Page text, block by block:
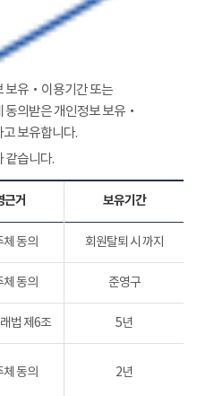
보유‧이용기간 또는
동의받은 개인정보 보유‧
보유합니다.
같습니다.
근거 보유기간
동의 회원탈퇴 시 까지
동의 준영구
법 제6조 5년
동의 2년